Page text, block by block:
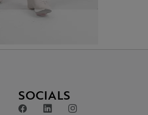
SOCIALS